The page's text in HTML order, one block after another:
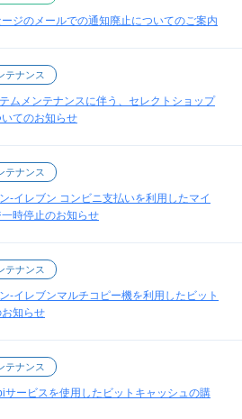
ジのメールでの通知廃止についてのご案内
テナンス
ムメンテナンスに伴う、セレクトショップ
てのお知らせ
テナンス
‐イレブン コンビニ支払いを利用したマイ
時停止のお知らせ
テナンス
‐イレブンマルチコピー機を利用したビット
知らせ
テナンス
サービスを使用したビットキャッシュの購